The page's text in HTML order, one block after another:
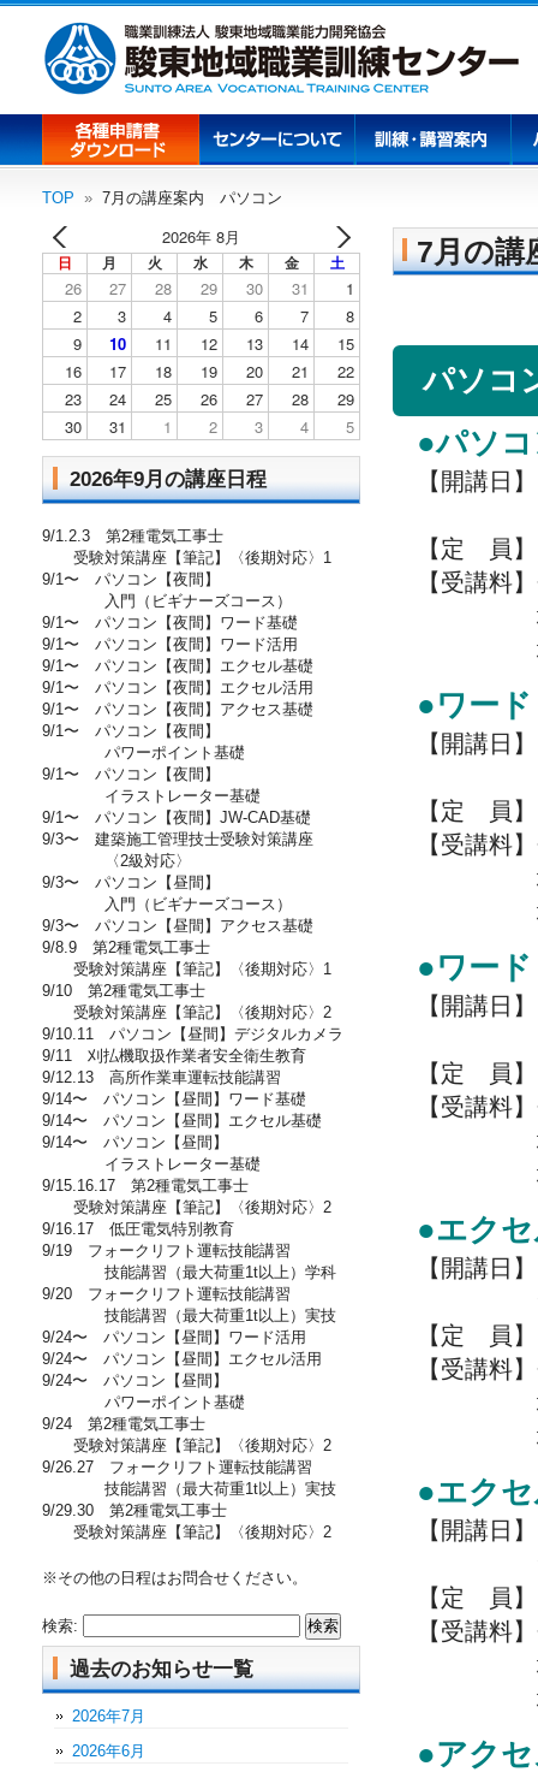
TOP 7月の講座案内 パソコン
7月の
パソコ
●パソ
【開講日
【定 員
【受講
地域住
地域外
●ワー
【開講日
【定 員
【受講
地域住
地域外
●ワー
【開講日
【定 員
【受講
地域住
地域外
●エク
【開講日
【定 員
【受講
地域住
地域外
●エク
【開講日
【定 員
【受講
地域住
地域外
●アク
2026年 8月
日 月 火 水 木 金 土
26 27 28 29 30 31
1
2
3 4 5 6 7
8
9
10 11 12 13 14
15
16
17 18 19 20 21
22
23
24 25 26 27 28
29
30
31 1 2 3 4 5
2026年9月の講座日程
9/1.2.3 第2種電気工事士
受験対策講座【筆記】〈後期対応〉1
9/1〜 パソコン【夜間】
入門（ビギナーズコース）
9/1〜 パソコン【夜間】ワード基礎
9/1〜 パソコン【夜間】ワード活用
9/1〜 パソコン【夜間】エクセル基礎
9/1〜 パソコン【夜間】エクセル活用
9/1〜 パソコン【夜間】アクセス基礎
9/1〜 パソコン【夜間】
パワーポイント基礎
9/1〜 パソコン【夜間】
イラストレーター基礎
9/1〜 パソコン【夜間】JW-CAD基礎
9/3〜 建築施工管理技士受験対策講座
〈2級対応〉
9/3〜 パソコン【昼間】
入門（ビギナーズコース）
9/3〜 パソコン【昼間】アクセス基礎
9/8.9 第2種電気工事士
受験対策講座【筆記】〈後期対応〉1
9/10 第2種電気工事士
受験対策講座【筆記】〈後期対応〉2
9/10.11 パソコン【昼間】デジタルカメラ
9/11 刈払機取扱作業者安全衛生教育
9/12.13 高所作業車運転技能講習
9/14〜 パソコン【昼間】ワード基礎
9/14〜 パソコン【昼間】エクセル基礎
9/14〜 パソコン【昼間】
イラストレーター基礎
9/15.16.17 第2種電気工事士
受験対策講座【筆記】〈後期対応〉2
9/16.17 低圧電気特別教育
9/19 フォークリフト運転技能講習
技能講習（最大荷重1t以上）学科
9/20 フォークリフト運転技能講習
技能講習（最大荷重1t以上）実技
9/24〜 パソコン【昼間】ワード活用
9/24〜 パソコン【昼間】エクセル活用
9/24〜 パソコン【昼間】
パワーポイント基礎
9/24 第2種電気工事士
受験対策講座【筆記】〈後期対応〉2
9/26.27 フォークリフト運転技能講習
技能講習（最大荷重1t以上）実技
9/29.30 第2種電気工事士
受験対策講座【筆記】〈後期対応〉2
※その他の日程はお問合せください。
検索:
過去のお知らせ一覧
2026年7月
2026年6月